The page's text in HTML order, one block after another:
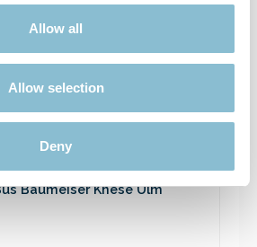
Allow all
Allow selection
Deny
Baumeiser Knese Ulm